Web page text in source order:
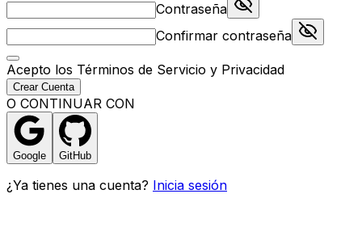
Contraseña
Confirmar contraseña
Acepto los Términos de Servicio y Privacidad
Crear Cuenta
O CONTINUAR CON
Google GitHub
¿Ya tienes una cuenta? Inicia sesión